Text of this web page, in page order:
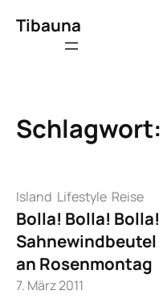
Inhalt
Tibauna
Schlagwort:
Island Lifestyle Reise
Bolla! Bolla! Bolla!
Sahnewindbeutel
an Rosenmontag
7. März 2011